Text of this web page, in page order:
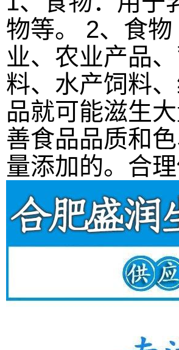
物等。 2、食
业、农业产品
料、水产饲料
品就可能滋生
善食品品质和
量添加的。合